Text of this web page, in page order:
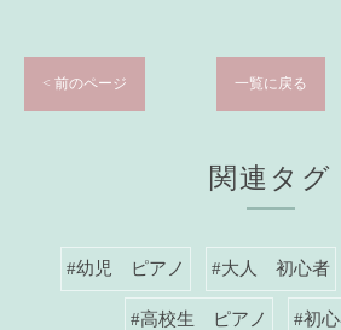
< 前のページ 一覧に戻る
関連タグ
#幼児 ピアノ #大人 初心者
#高校生 ピアノ #初